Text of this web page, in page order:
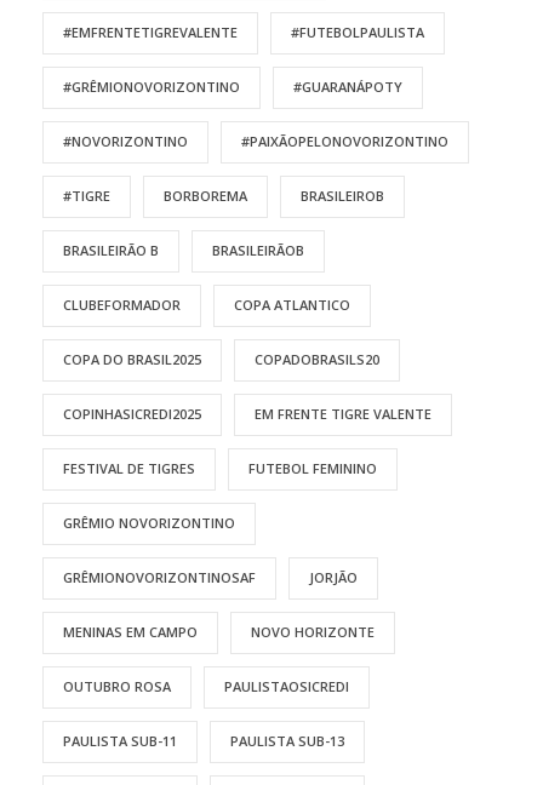
#EMFRENTETIGREVALENTE #FUTEBOLPAULISTA
#GRÊMIONOVORIZONTINO #GUARANÁPOTY
#NOVORIZONTINO #PAIXÃOPELONOVORIZONTINO
#TIGRE BORBOREMA BRASILEIROB
BRASILEIRÃO B BRASILEIRÃOB
CLUBEFORMADOR COPA ATLANTICO
COPA DO BRASIL2025 COPADOBRASILS20
COPINHASICREDI2025 EM FRENTE TIGRE VALENTE
FESTIVAL DE TIGRES FUTEBOL FEMININO
GRÊMIO NOVORIZONTINO
GRÊMIONOVORIZONTINOSAF JORJÃO
MENINAS EM CAMPO NOVO HORIZONTE
OUTUBRO ROSA PAULISTAOSICREDI
PAULISTA SUB-11 PAULISTA SUB-13